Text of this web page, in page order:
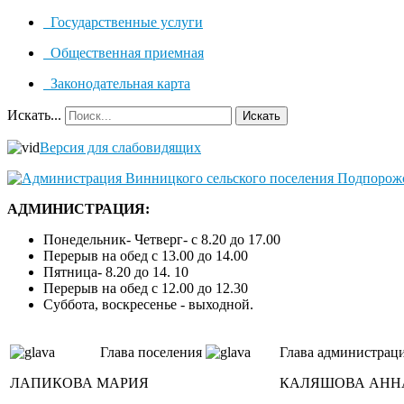
Государственные услуги
Общественная приемная
Законодательная карта
Искать... Искать
Версия для слабовидящих
АДМИНИСТРАЦИЯ:
Понедельник- Четверг- с 8.20 до 17.00
Перерыв на обед с 13.00 до 14.00
Пятница- 8.20 до 14. 10
Перерыв на обед с 12.00 до 12.30
Суббота, воскресенье - выходной.
Глава поселения
ЛАПИКОВА МАРИЯ
Глава
КАЛЯШОВА